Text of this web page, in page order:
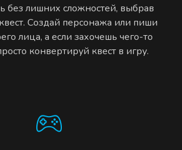
без лишних сложностей, выбрав
Создай персонажа или пиши
лица, а если захочешь чего-то
конвертируй квест в игру.